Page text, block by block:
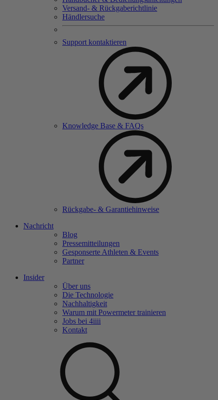
Versand- & Rückgaberichtlinie
Händlersuche
Support kontaktieren
Knowledge Base & FAQs
Rückgabe- & Garantiehinweise
Nachricht
Blog
Pressemitteilungen
Gesponserte Athleten & Events
Partner
Insider
Über uns
Die Technologie
Nachhaltigkeit
Warum mit Powermeter trainieren
Jobs bei 4iiii
Kontakt